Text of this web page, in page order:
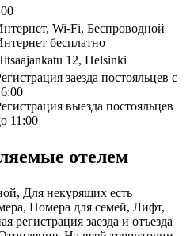
Wi-Fi, Беспроводной
бесплатно
12, Helsinki
заезда постояльцев с
выезда постояльцев
11:00
отелем
Для некурящих есть
Номера для семей, Лифт,
регистрация заезда и отъезда